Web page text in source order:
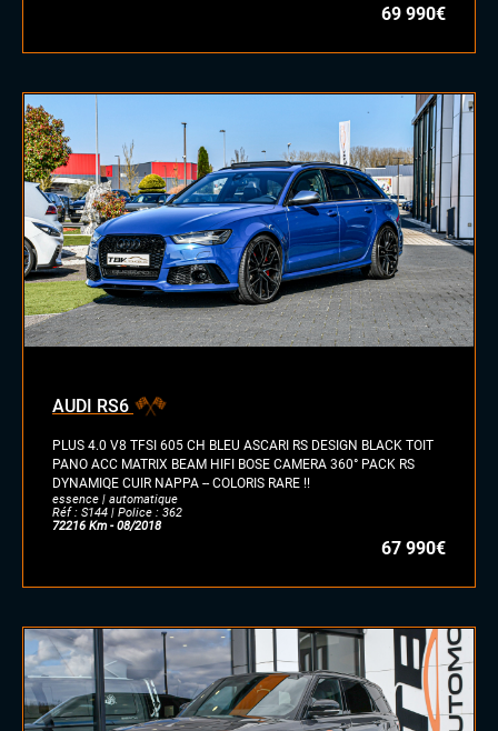
69 990€
AUDI RS6
PLUS 4.0 V8 TFSI 605 CH BLEU ASCARI RS DESIGN BLACK TOIT
PANO ACC MATRIX BEAM HIFI BOSE CAMERA 360° PACK RS
DYNAMIQE CUIR NAPPA -- COLORIS RARE !!
essence | automatique
Réf : S144 | Police : 362
72216 Km - 08/2018
67 990€